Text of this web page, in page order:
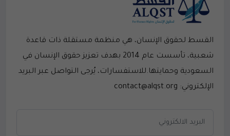
القسط لحقوق الإنسان، هي منظمة مستقلة ذات قاعدة
شعبية، تأسست عام 2014 بهدف تعزيز حقوق الإنسان في
السعودية وحمايتها.للاستفسارات، يُرجى التواصل عبر البريد
الإلكتروني: contact@alqst.org